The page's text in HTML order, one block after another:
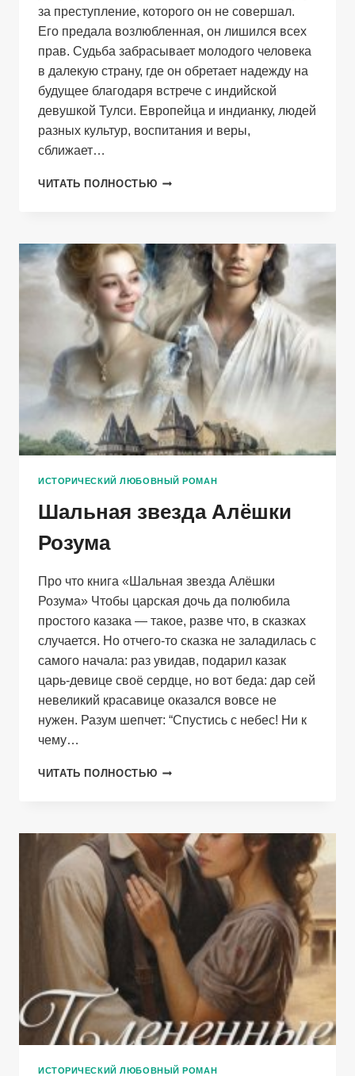
за преступление, которого он не совершал.
Его предала возлюбленная, он лишился всех
прав. Судьба забрасывает молодого человека
в далекую страну, где он обретает надежду на
будущее благодаря встрече с индийской
девушкой Тулси. Европейца и индианку, людей
разных культур, воспитания и веры,
сближает…
ЧИТАТЬ ПОЛНОСТЬЮ ВЕРНОСТЬ
ИСТОРИЧЕСКИЙ ЛЮБОВНЫЙ РОМАН
Шальная звезда Алёшки
Розума
Про что книга «Шальная звезда Алёшки
Розума» Чтобы царская дочь да полюбила
простого казака — такое, разве что, в сказках
случается. Но отчего-то сказка не заладилась с
самого начала: раз увидав, подарил казак
царь-девице своё сердце, но вот беда: дар сей
невеликий красавице оказался вовсе не
нужен. Разум шепчет: “Спустись с небес! Ни к
чему…
ЧИТАТЬ ПОЛНОСТЬЮ ШАЛЬНАЯ
ИСТОРИЧЕСКИЙ ЛЮБОВНЫЙ РОМАН